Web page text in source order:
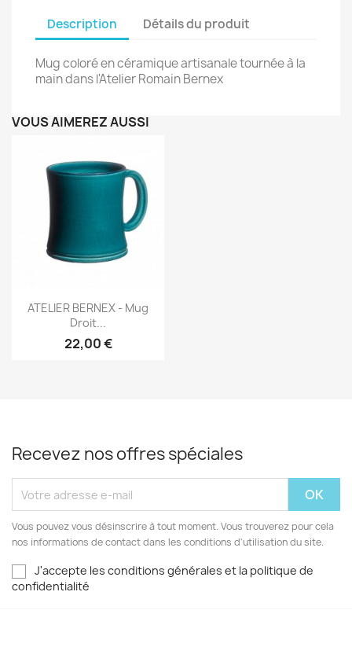
Description Détails du produit
Mug coloré en céramique artisanale tournée à la
main dans l'Atelier Romain Bernex
VOUS AIMEREZ AUSSI
 Aperçu rapide
ATELIER BERNEX - Mug
Droit...
22,00 €
Recevez nos offres spéciales
Vous pouvez vous désinscrire à tout moment. Vous trouverez pour cela
nos informations de contact dans les conditions d'utilisation du site.
J'accepte les conditions générales et la politique de
confidentialité